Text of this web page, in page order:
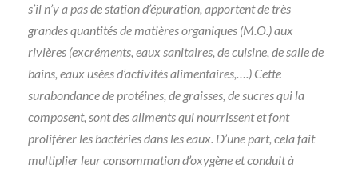
s’il n’y a pas de station d’épuration, apportent de très
grandes quantités de matières organiques (M.O.) aux
rivières (excréments, eaux sanitaires, de cuisine, de salle de
bains, eaux usées d’activités alimentaires,….) Cette
surabondance de protéines, de graisses, de sucres qui la
composent, sont des aliments qui nourrissent et font
proliférer les bactéries dans les eaux. D’une part, cela fait
multiplier leur consommation d’oxygène et conduit à